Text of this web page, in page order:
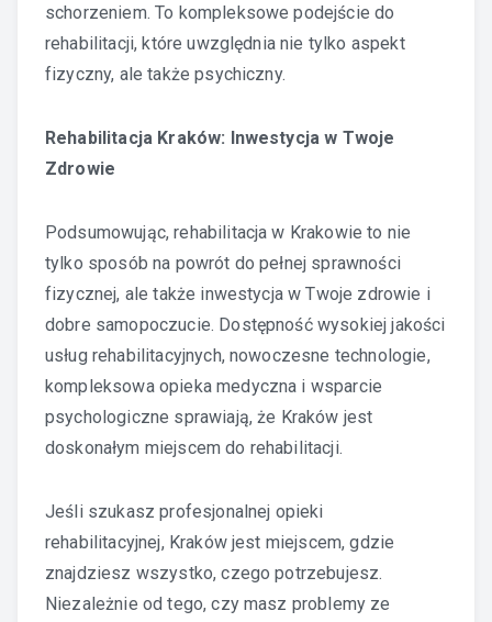
schorzeniem. To kompleksowe podejście do
rehabilitacji, które uwzględnia nie tylko aspekt
fizyczny, ale także psychiczny.
Rehabilitacja Kraków: Inwestycja w Twoje
Zdrowie
Podsumowując, rehabilitacja w Krakowie to nie
tylko sposób na powrót do pełnej sprawności
fizycznej, ale także inwestycja w Twoje zdrowie i
dobre samopoczucie. Dostępność wysokiej jakości
usług rehabilitacyjnych, nowoczesne technologie,
kompleksowa opieka medyczna i wsparcie
psychologiczne sprawiają, że Kraków jest
doskonałym miejscem do rehabilitacji.
Jeśli szukasz profesjonalnej opieki
rehabilitacyjnej, Kraków jest miejscem, gdzie
znajdziesz wszystko, czego potrzebujesz.
Niezależnie od tego, czy masz problemy ze